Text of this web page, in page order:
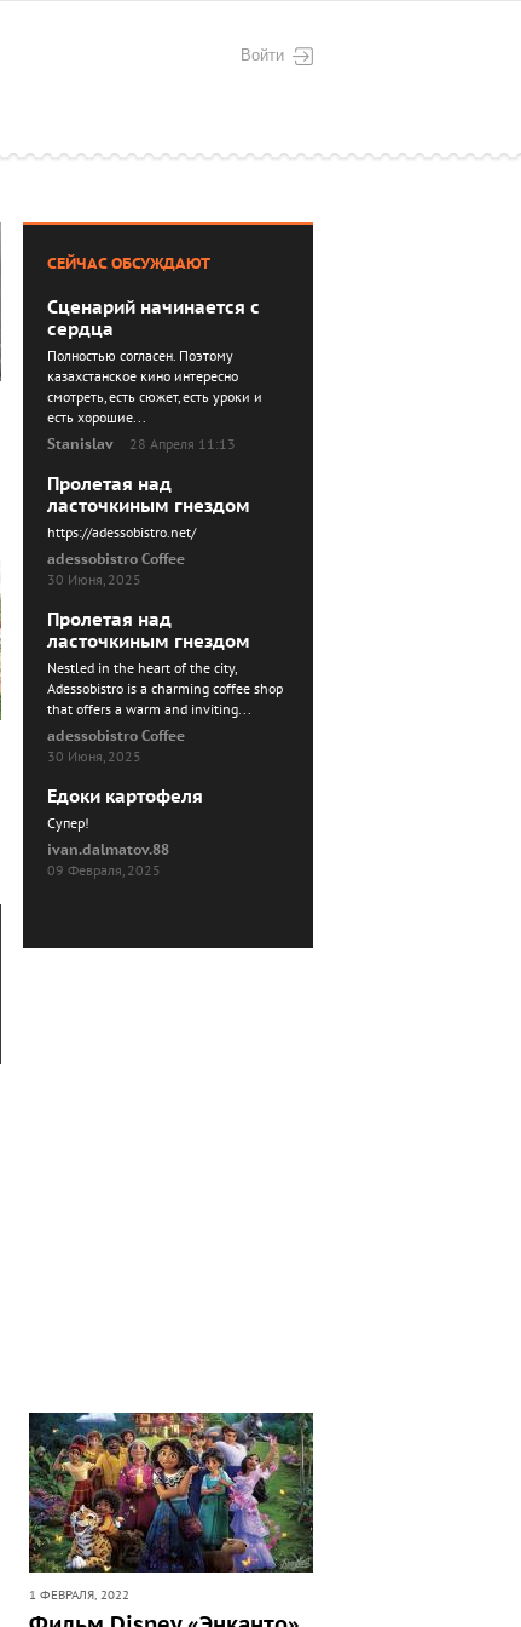
Войти
СЕЙЧАС ОБСУЖДАЮТ
Сценарий начинается с
сердца
Полностью согласен. Поэтому
казахстанское кино интересно
смотреть, есть сюжет, есть уроки и
есть хорошие...
Stanislav
28 Апреля 11:13
Пролетая над
ласточкиным гнездом
https://adessobistro.net/
adessobistro Coffee
30 Июня, 2025
Пролетая над
ласточкиным гнездом
Nestled in the heart of the city,
Adessobistro is a charming coffee shop
that offers a warm and inviting...
adessobistro Coffee
30 Июня, 2025
Едоки картофеля
Cупер!
ivan.dalmatov.88
09 Февраля, 2025
1 ФЕВРАЛЯ, 2022